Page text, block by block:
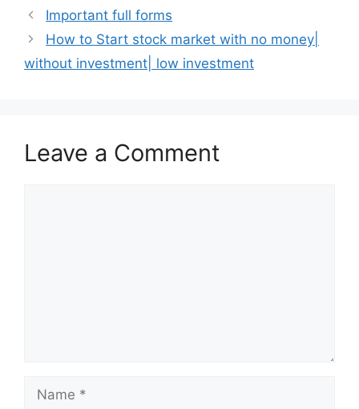
Post
navigation
Important full forms
How to Start stock market with no money|
without investment| low investment
Leave a Comment